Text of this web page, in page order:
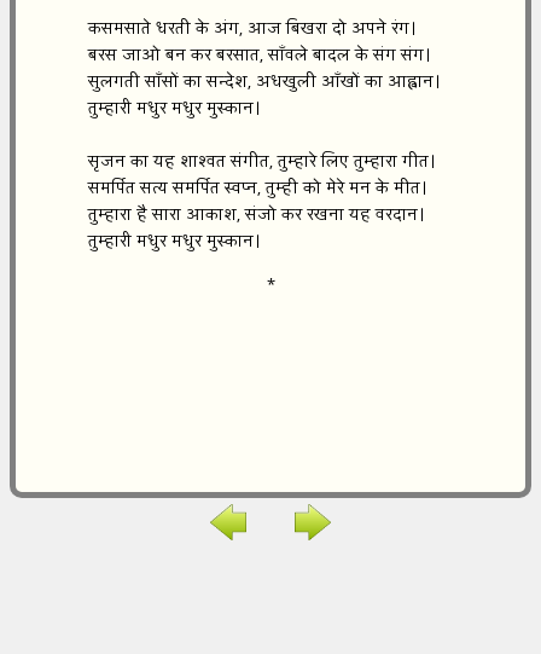
कसमसाते धरती के अंग, आज बिखरा दो अपने रंग।
बरस जाओ बन कर बरसात, साँवले बादल के संग संग।
सुलगती साँसों का सन्देश, अधखुली आँखों का आह्वान।
तुम्हारी मधुर मधुर मुस्कान।
सृजन का यह शाश्वत संगीत, तुम्हारे लिए तुम्हारा गीत।
समर्पित सत्य समर्पित स्वप्न, तुम्ही को मेरे मन के मीत।
तुम्हारा है सारा आकाश, संजो कर रखना यह वरदान।
तुम्हारी मधुर मधुर मुस्कान।
*